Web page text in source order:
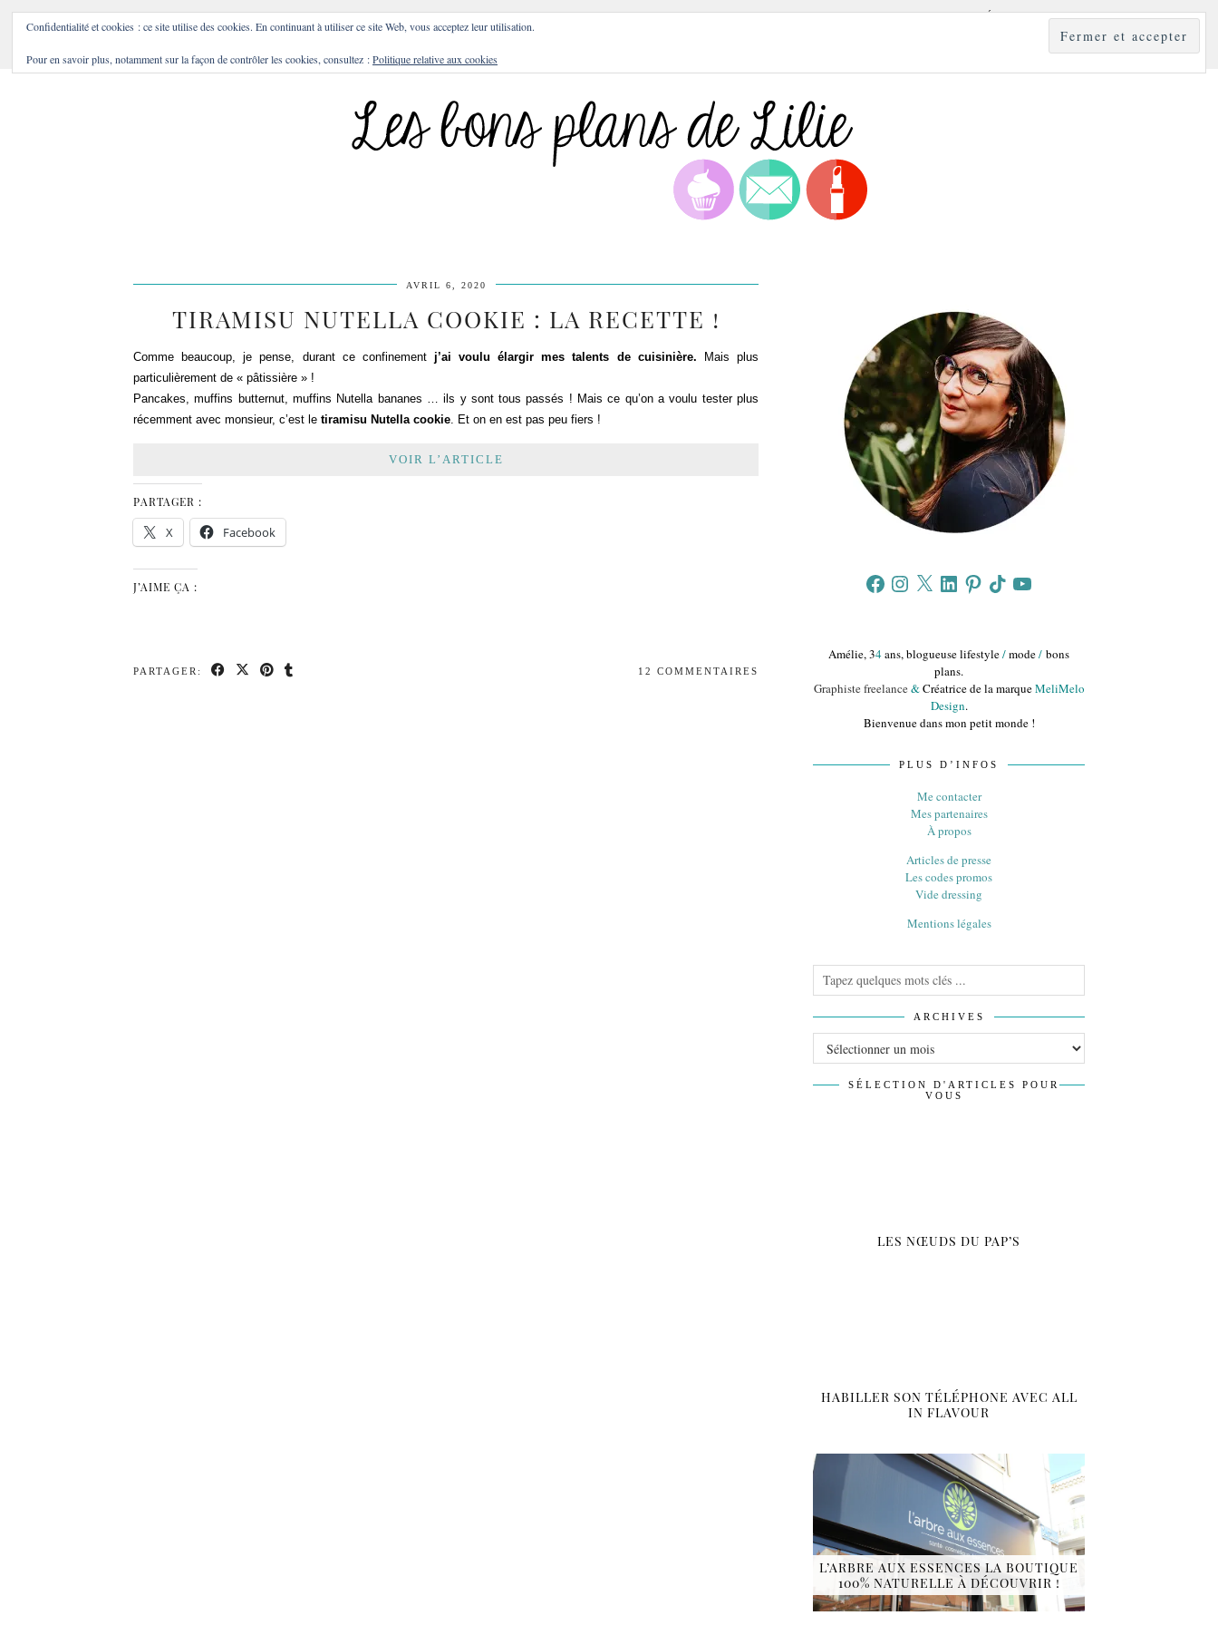
AVRIL 6, 2020
TIRAMISU NUTELLA COOKIE : LA RECETTE !
Comme beaucoup, je pense, durant ce confinement j’ai voulu élargir mes talents de cuisinière. Mais plus
particulièrement de « pâtissière » !
Pancakes, muffins butternut, muffins Nutella bananes … ils y sont tous passés ! Mais ce qu’on a voulu tester plus
récemment avec monsieur, c’est le tiramisu Nutella cookie. Et on en est pas peu fiers !
VOIR L’ARTICLE
PARTAGER :
X Facebook
J’AIME ÇA :
PARTAGER: 12 COMMENTAIRES
FacebookInstagram
X LinkedInPinterestTikTokYouTube
Amélie, 34ans, blogueuse lifestyle/mode/ bons
plans.
Graphiste freelance&Créatrice de la marqueMeliMelo
Design.
Bienvenue dans mon petit monde !
PLUS D’INFOS
Me contacter
Mes partenaires
À propos
Articles de presse
Les codes promos
Vide dressing
Mentions légales
ARCHIVES
SÉLECTION D'ARTICLES POUR
VOUS
LES NŒUDS DU PAP’S
HABILLER SON TÉLÉPHONE AVEC ALL
IN FLAVOUR
L’ARBRE AUX ESSENCES LA BOUTIQUE
100% NATURELLE À DÉCOUVRIR !
Confidentialité et cookies : ce site utilise des cookies. En continuant à utiliser ce site Web, vous acceptez leur utilisation.
Pour en savoir plus, notamment sur la façon de contrôler les cookies, consultez :Politique relative aux cookies